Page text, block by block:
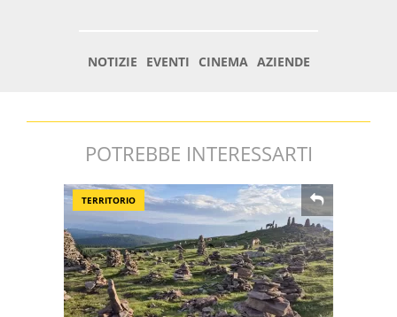
POTREBBE INTERESSARTI
TERRITORIO